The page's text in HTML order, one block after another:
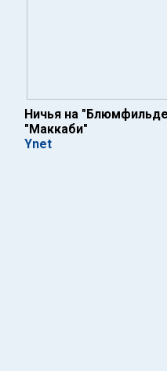
Ничья на
"Маккаби"
Ynet